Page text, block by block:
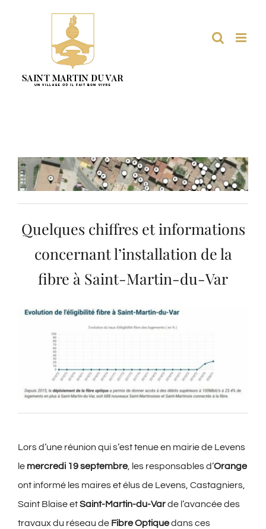
Quelques chiffres et informations
concernant l’installation de la
fibre à Saint-Martin-du-Var
Lors d’une réunion qui s’est tenue en mairie de Levens
le mercredi 19 septembre, les responsables d’Orange
ont informé les maires et élus de Levens, Castagniers,
Saint Blaise etSaint-Martin-du-Varde l’avancée des
travaux du réseau de Fibre Optiquedans ces